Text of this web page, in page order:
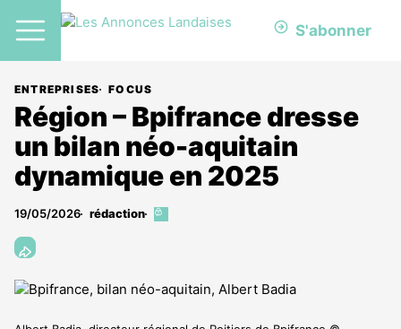
S'abonner
ENTREPRISES FOCUS
Région – Bpifrance dresse
un bilan néo-aquitain
dynamique en 2025
19/05/2026 rédaction
Cet
aux
abonnés